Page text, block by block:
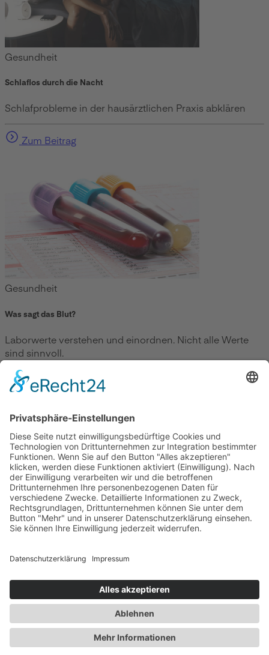
Gesundheit
Schlaflos durch die Nacht
Schlafprobleme in der hausärztlichen Praxis abklären
Zum Beitrag
Gesundheit
Was sagt das Blut?
Laborwerte verstehen und einordnen. Nicht alle Werte
sind sinnvoll.
Zum Beitrag
Gesundheit
Die Abnehmspritze und ihre Nebenwirkungen
Mit Ozempic mühelos zum Wunschgewicht? Lieber nicht